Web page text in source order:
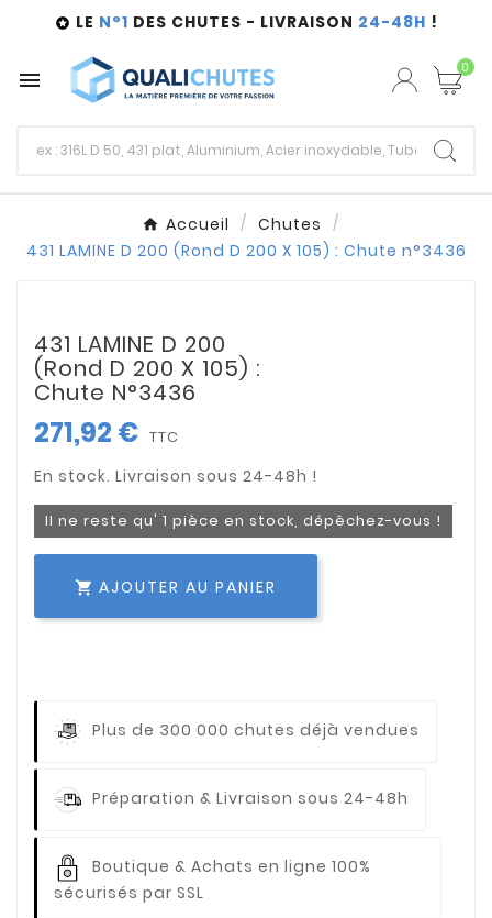
 LE N°1 DES CHUTES - LIVRAISON 24-48H !
 0
Accueil
Chutes
431 LAMINE D 200 (Rond D 200 X 105) : Chute n°3436
431 LAMINE D 200
(Rond D 200 X 105) :
Chute N°3436
271,92 € TTC
Il ne reste qu' 1 pièce en stock, dépêchez-vous !
 AJOUTER AU PANIER
Plus de 300 000 chutes déjà vendues
Préparation & Livraison sous 24-48h
Boutique & Achats en ligne 100%
sécurisés par SSL